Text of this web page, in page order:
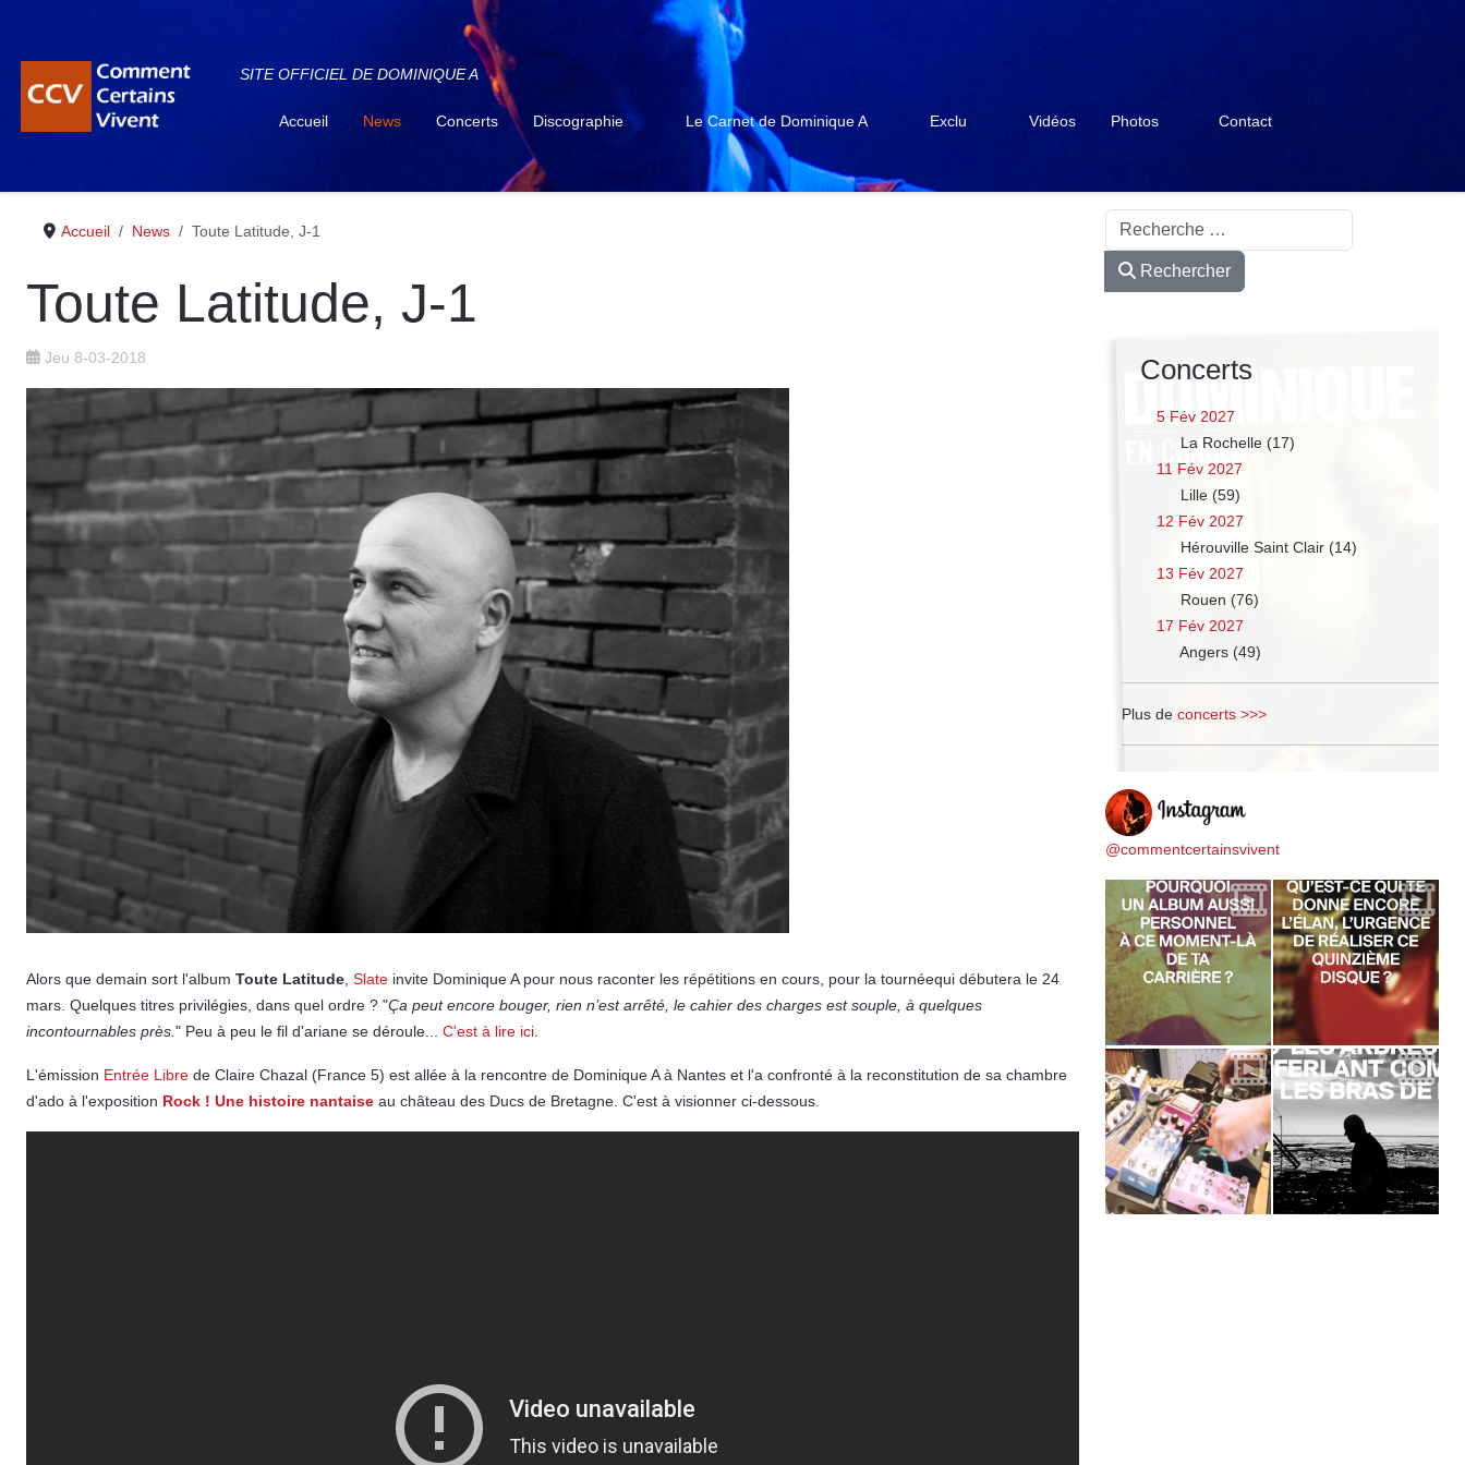
SITE OFFICIEL DE DOMINIQUE A
Accueil News Concerts Discographie Le Carnet de Dominique A Exclu Vidéos Photos Contact
Accueil News Toute Latitude, J-1
Toute Latitude, J-1
Jeu 8-03-2018
Alors que demain sort l'album Toute Latitude, Slate invite Dominique A pour nous raconter les répétitions en cours, pour la tournéequi débutera le 24
mars. Quelques titres privilégies, dans quel ordre ? "Ça peut encore bouger, rien n’est arrêté, le cahier des charges est souple, à quelques
incontournables près." Peu à peu le fil d'ariane se déroule... C'est à lire ici.
L'émission Entrée Libre de Claire Chazal (France 5) est allée à la rencontre de Dominique A à Nantes et l'a confronté à la reconstitution de sa chambre
d'ado à l'exposition Rock ! Une histoire nantaise au château des Ducs de Bretagne. C'est à visionner ci-dessous.
Rechercher
Rechercher
Concerts
5 Fév 2027
La Rochelle (17)
11 Fév 2027
Lille (59)
12 Fév 2027
Hérouville Saint Clair (14)
13 Fév 2027
Rouen (76)
17 Fév 2027
Angers (49)
Plus de concerts >>>
@commentcertainsvivent